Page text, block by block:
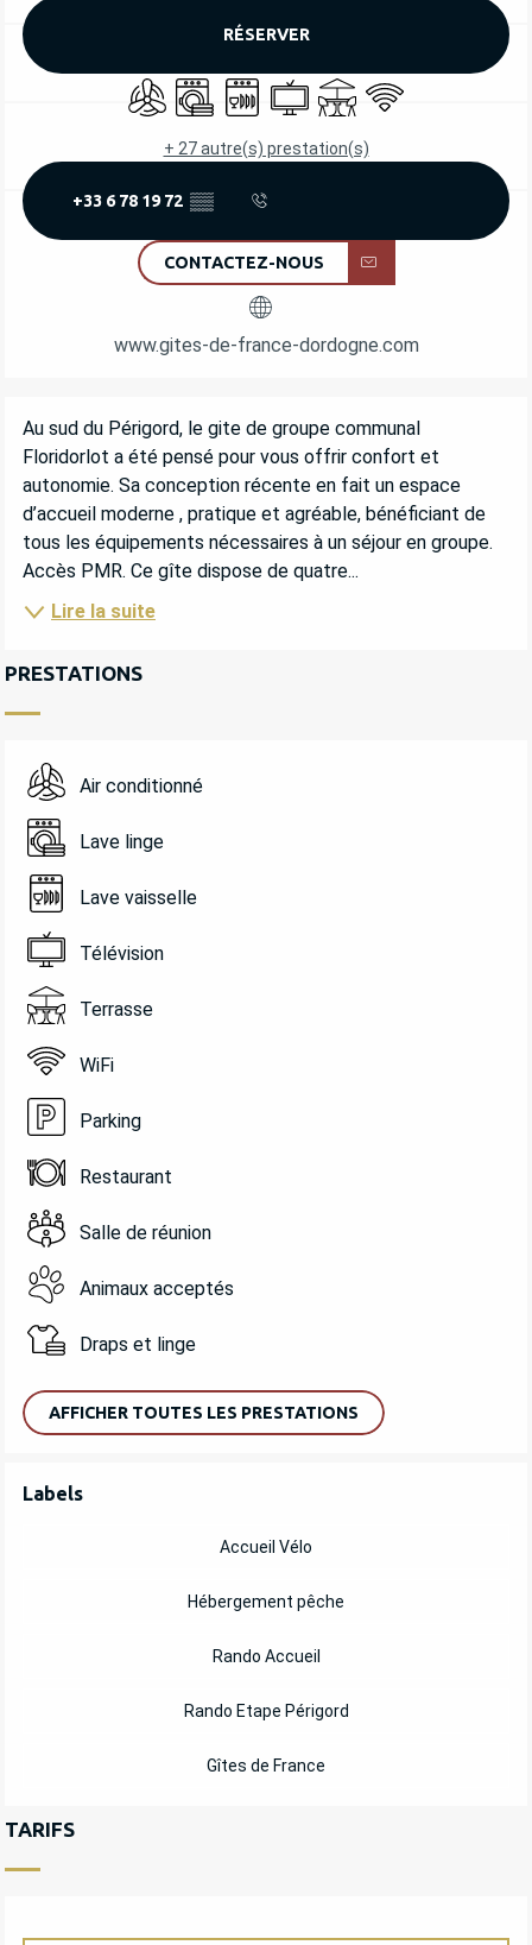
RÉSERVER
Air conditionné
Lave lingeLave vaisselle
TélévisionTerrasse
WiFi
+ 27 autre(s) prestation(s)
+33 6 78 19 72 ▒▒
CONTACTEZ-NOUS
www.gites-de-france-dordogne.com
DESCRIPTION
Au sud du Périgord, le gite de groupe communal
Floridorlot a été pensé pour vous offrir confort et
autonomie. Sa conception récente en fait un espace
d’accueil moderne , pratique et agréable, bénéficiant de
tous les équipements nécessaires à un séjour en groupe.
Accès PMR. Ce gîte dispose de quatre...
Lire la suite
PRESTATIONS
Air conditionné
Lave linge
Lave vaisselle
Télévision
Terrasse
WiFi
Parking
Restaurant
Salle de réunion
Animaux acceptés
Draps et linge
AFFICHER TOUTES LES PRESTATIONS
OFFRES DE PRESTATIONS
Labels
Labels
Accueil Vélo
Hébergement pêche
Rando Accueil
Rando Etape Périgord
Gîtes de France
TARIFS